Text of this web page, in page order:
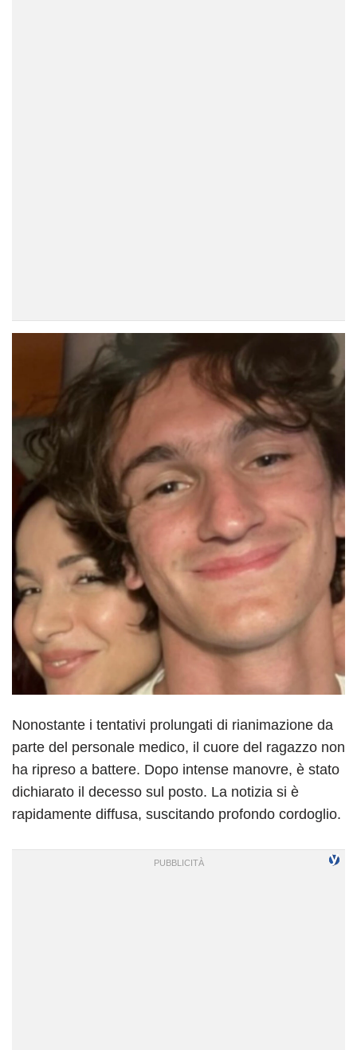
Nonostante i tentativi prolungati di rianimazione da
parte del personale medico, il cuore del ragazzo non
ha ripreso a battere. Dopo intense manovre, è stato
dichiarato il decesso sul posto. La notizia si è
rapidamente diffusa, suscitando profondo cordoglio.